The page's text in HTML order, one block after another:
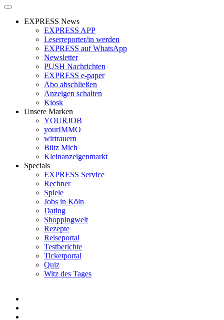
EXPRESS News
EXPRESS APP
Leserreporter/in werden
EXPRESS auf WhatsApp
Newsletter
PUSH Nachrichten
EXPRESS e-paper
Abo abschließen
Anzeigen schalten
Kiosk
Unsere Marken
YOURJOB
yourIMMO
wirtrauern
Bütz Mich
Kleinanzeigenmarkt
Specials
EXPRESS Service
Rechner
Spiele
Jobs in Köln
Dating
Shoppingwelt
Rezepte
Reiseportal
Testberichte
Ticketportal
Quiz
Witz des Tages